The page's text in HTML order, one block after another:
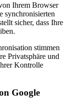
Ihrem Browser
synchronisierten
sicher, dass Ihre
stimmen
Privatsphäre und
Kontrolle
Google